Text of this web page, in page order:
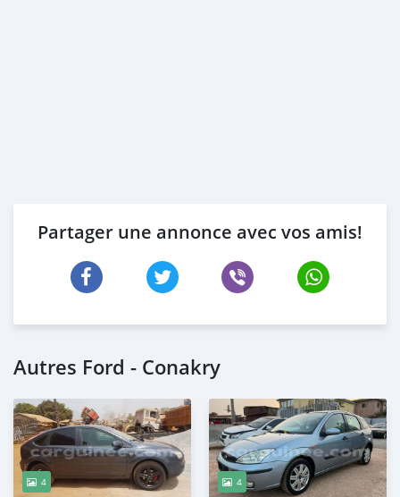
Partager une annonce avec vos amis!
Autres Ford - Conakry
4 4